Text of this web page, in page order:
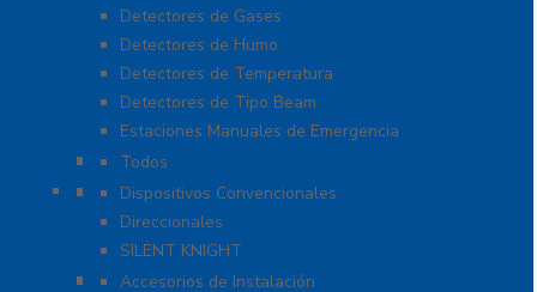
Detectores de Gases
Detectores de Humo
Detectores de Temperatura
Detectores de Tipo Beam
Estaciones Manuales de Emergencia
Extinción de Incendio
Todos
Fuentes de Alimentación
Dispositivos Convencionales
Direccionales
SILENT KNIGHT
Herramientas
Accesorios de Instalación